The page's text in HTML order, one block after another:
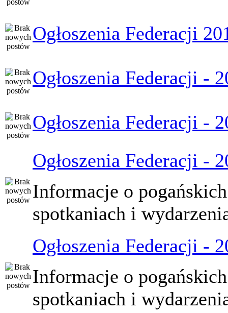
Ogłoszenia Federacji
Ogłoszenia Federacji -
Ogłoszenia Federacji -
Ogłoszenia Federacji -
Informacje o pogańskich
spotkaniach i
Ogłoszenia Federacji -
Informacje o pogańskich
spotkaniach i